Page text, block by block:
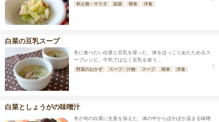
和え物・サラダ 副菜 簡単 洋食
白菜の豆乳スープ
冬に食べたい白菜と豆乳を使った、体をほっこりあたためるス
ープレシピ。牛乳ではなく豆乳を使う...
野菜のおかず スープ・汁物 スープ 簡単 洋食
白菜としょうがの味噌汁
冬が旬の白菜に生姜を加えた、体の中からぽかぽか温まる味噌